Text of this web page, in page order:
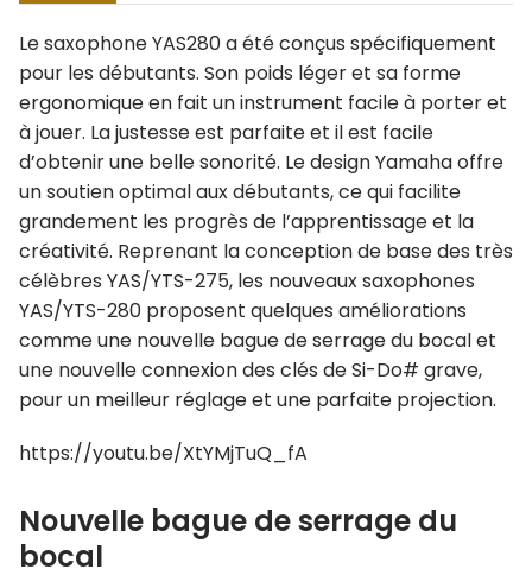
Le saxophone YAS280 a été conçus spécifiquement
pour les débutants. Son poids léger et sa forme
ergonomique en fait un instrument facile à porter et
à jouer. La justesse est parfaite et il est facile
d’obtenir une belle sonorité. Le design Yamaha offre
un soutien optimal aux débutants, ce qui facilite
grandement les progrès de l’apprentissage et la
créativité. Reprenant la conception de base des très
célèbres YAS/YTS-275, les nouveaux saxophones
YAS/YTS-280 proposent quelques améliorations
comme une nouvelle bague de serrage du bocal et
une nouvelle connexion des clés de Si-Do# grave,
pour un meilleur réglage et une parfaite projection.
https://youtu.be/XtYMjTuQ_fA
Nouvelle bague de serrage du
bocal